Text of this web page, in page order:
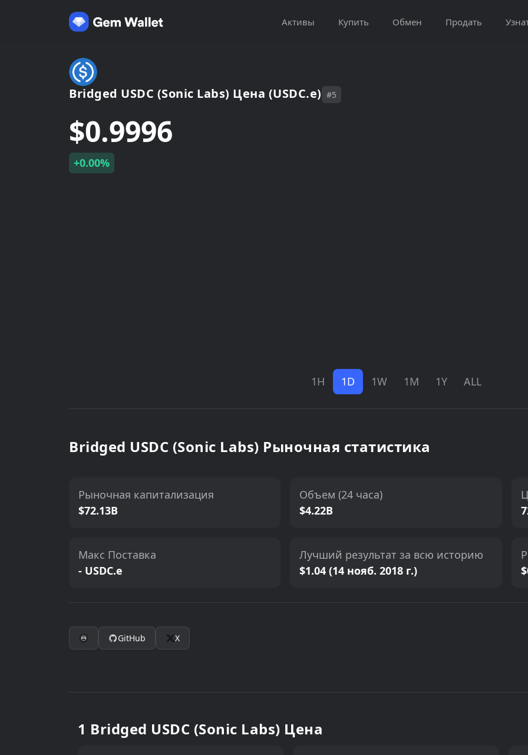
Активы Купить Обмен Продать
Bridged USDC (Sonic Labs) Цена (USDC.e) #5
$0.9996
+0.00%
1H 1D 1W 1M 1Y ALL
Bridged USDC (Sonic Labs) Рыночная статистика
Рыночная капитализация
$72.13B
Объем (24 часа)
$4.22B
Макс Поставка
- USDC.e
Лучший результат за всю историю
$1.04 (14 нояб. 2018 г.)
GitHub X
1 Bridged USDC (Sonic Labs) Цена